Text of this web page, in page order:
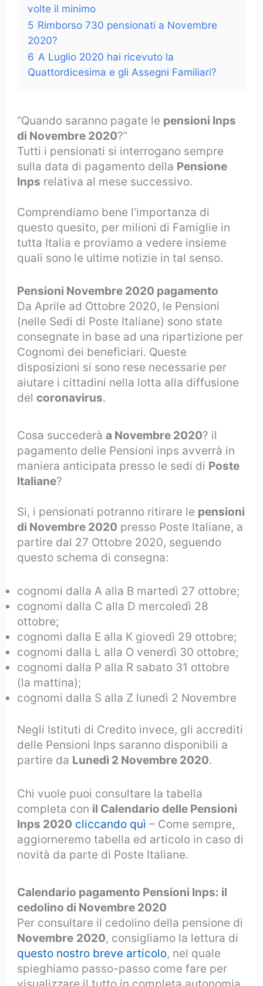
volte il minimo
5 Rimborso 730 pensionati a Novembre
2020?
6 A Luglio 2020 hai ricevuto la
Quattordicesima e gli Assegni Familiari?
“Quando saranno pagate le pensioni Inps
di Novembre 2020?”
Tutti i pensionati si interrogano sempre
sulla data di pagamento della Pensione
Inps relativa al mese successivo.
Comprendiamo bene l’importanza di
questo quesito, per milioni di Famiglie in
tutta Italia e proviamo a vedere insieme
quali sono le ultime notizie in tal senso.
Pensioni Novembre 2020 pagamento
Da Aprile ad Ottobre 2020, le Pensioni
(nelle Sedi di Poste Italiane) sono state
consegnate in base ad una ripartizione per
Cognomi dei beneficiari. Queste
disposizioni si sono rese necessarie per
aiutare i cittadini nella lotta alla diffusione
delcoronavirus.
Cosa succederàa Novembre 2020? il
pagamento delle Pensioni inps avverrà in
maniera anticipata presso le sedi di Poste
Italiane?
Si, i pensionati potranno ritirare le pensioni
di Novembre 2020 presso Poste Italiane, a
partire dal 27 Ottobre 2020, seguendo
questo schema di consegna:
cognomi dalla A alla B martedì 27 ottobre;
cognomi dalla C alla D mercoledì 28
ottobre;
cognomi dalla E alla K giovedì 29 ottobre;
cognomi dalla L alla O venerdì 30 ottobre;
cognomi dalla P alla R sabato 31 ottobre
(la mattina);
cognomi dalla S alla Z lunedì 2 Novembre
Negli Istituti di Credito invece, gli accrediti
delle Pensioni Inps saranno disponibili a
partire da Lunedì 2 Novembre 2020.
Chi vuole puoi consultare la tabella
completa con il Calendario delle Pensioni
Inps 2020 cliccando quì – Come sempre,
aggiorneremo tabella ed articolo in caso di
novità da parte di Poste Italiane.
Calendario pagamento Pensioni Inps: il
cedolino di Novembre 2020
Per consultare il cedolino della pensione di
Novembre 2020, consigliamo la lettura di
questo nostro breve articolo, nel quale
spieghiamo passo-passo come fare per